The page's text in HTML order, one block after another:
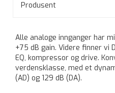
Produsent
Alle analoge innganger har
+75 dB gain. Videre finner vi
EQ, kompressor og drive.
verdensklasse, med et
(AD) og 129 dB (DA).